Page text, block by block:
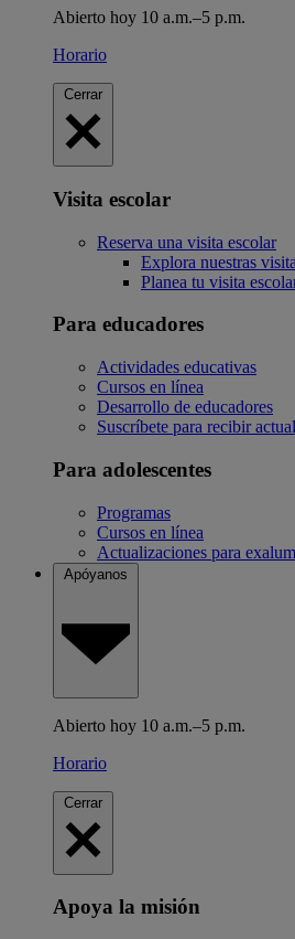
Abierto hoy 10 a.m.–5 p.m.
Horario
Cerrar
Visita escolar
Reserva una visita escolar
Explora nuestras
Planea tu visita
Para educadores
Actividades educativas
Cursos en línea
Desarrollo de educadores
Suscríbete para recibir
Para adolescentes
Programas
Cursos en línea
Actualizaciones para
Apóyanos
Abierto hoy 10 a.m.–5 p.m.
Horario
Cerrar
Apoya la misión